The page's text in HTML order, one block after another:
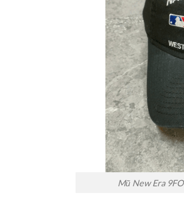
Mũ New Era